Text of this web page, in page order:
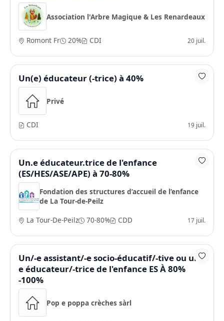
Association l'Arbre Magique & Les Renardeaux
Romont Fr 20% CDI 20 juil.
Un(e) éducateur (-trice) à 40%
Privé
CDI 19 juil.
Un.e éducateur.trice de l'enfance
(ES/HES/ASE/APE) à 70-80%
Fondation des structures d’accueil de l’enfance
de La Tour-de-Peilz
La Tour-De-Peilz
70-80% CDD 17 juil.
Un/-e assistant/-e socio-éducatif/-tive ou un/-
e éducateur/-trice de l'enfance ES À 80%
-100%
Pop e poppa crèches sàrl